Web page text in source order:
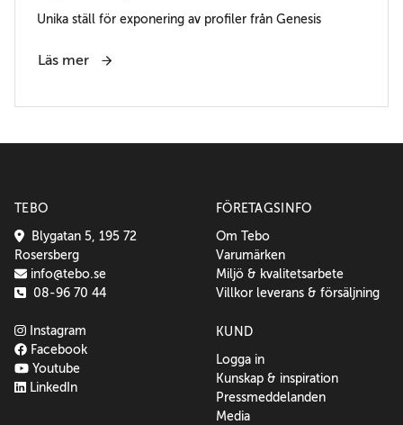
Unika ställ för exponering av profiler från Genesis
Läs mer
TEBO
Blygatan 5, 195 72
Rosersberg
info@tebo.se
08-96 70 44
Instagram
Facebook
Youtube
LinkedIn
FÖRETAGSINFO
Om Tebo
Varumärken
Miljö & kvalitetsarbete
Villkor leverans & försäljning
KUND
Logga in
Kunskap & inspiration
Pressmeddelanden
Media